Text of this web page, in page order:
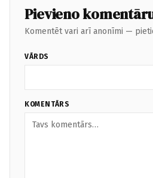
Pievieno
Komentēt vari arī anonīmi —
VĀRDS
KOMENTĀRS